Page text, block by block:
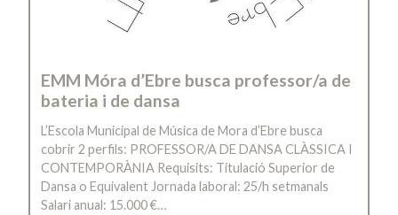
EMM Móra d’Ebre busca professor/a de
bateria i de dansa
L’Escola Municipal de Música de Mora d’Ebre busca
cobrir 2 perfils: PROFESSOR/A DE DANSA CLÀSSICA I
CONTEMPORÀNIA Requisits: Titulació Superior de
Dansa o Equivalent Jornada laboral: 25/h setmanals
Salari anual: 15.000 €…